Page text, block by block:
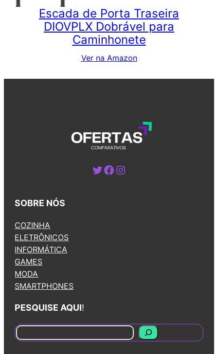
Escada de Porta Traseira
DIOVPLX Dobrável para
Caminhonete
Ver na Amazon
Twitter Facebook Instagram
SOBRE NÓS
COZINHA
ELETRÔNICOS
INFORMÁTICA
GAMES
MODA
SMARTPHONES
PESQUISE AQUI!
S
e